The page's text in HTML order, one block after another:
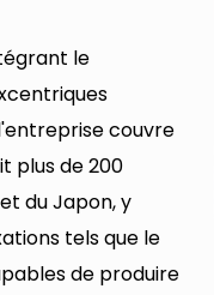
le
couvre
plus de 200
du Japon, y
tels que le
de produire